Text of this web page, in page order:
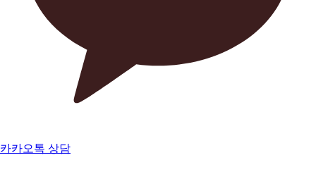
카카오톡 상담